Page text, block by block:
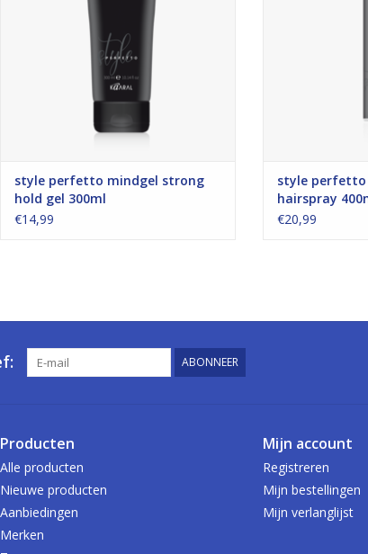
style perfetto mindgel strong
hold gel 300ml
€14,99
style perfetto
hairspray
€20,99
ABONNEER
Producten
Alle producten
Nieuwe producten
Aanbiedingen
Merken
Mijn account
Registreren
Mijn bestellingen
Mijn verlanglijst